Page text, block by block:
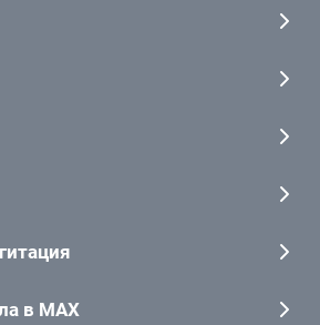
в MAX